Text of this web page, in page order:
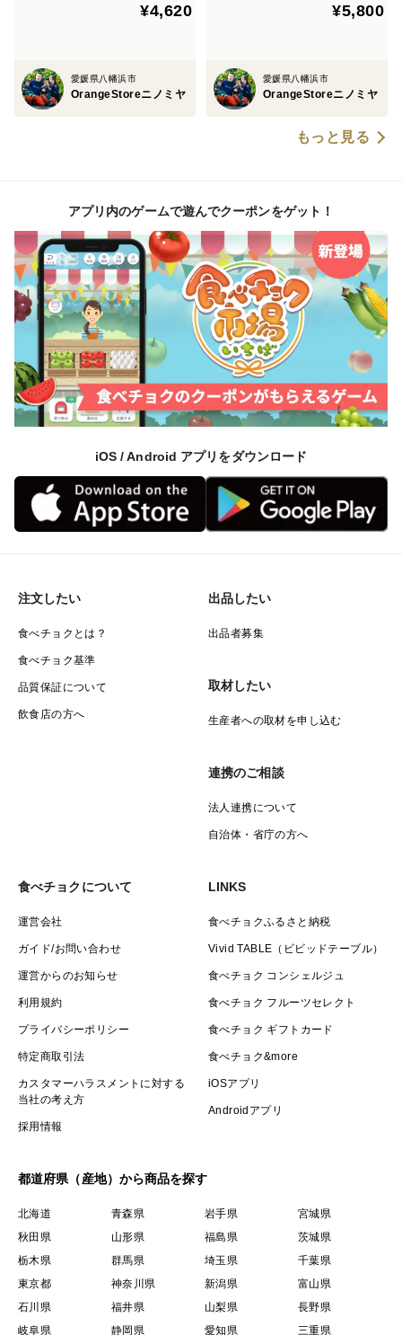
¥4,620
愛媛県八幡浜市
OrangeStoreニノミヤ
¥5,800
愛媛県八幡浜市
OrangeStoreニノミヤ
もっと見る
アプリ内のゲームで遊んでクーポンをゲット！
iOS / Android アプリをダウンロード
注文したい
食べチョクとは？
食べチョク基準
品質保証について
飲食店の方へ
出品したい
出品者募集
取材したい
生産者への取材を申し込む
連携のご相談
法人連携について
自治体・省庁の方へ
食べチョクについて
運営会社
ガイド/お問い合わせ
運営からのお知らせ
利用規約
プライバシーポリシー
特定商取引法
カスタマーハラスメントに対する
当社の考え方
採用情報
LINKS
食べチョクふるさと納税
Vivid TABLE（ビビッドテーブル）
食べチョク コンシェルジュ
食べチョク フルーツセレクト
食べチョク ギフトカード
食べチョク&more
iOSアプリ
Androidアプリ
都道府県（産地）から商品を探す
北海道 青森県 岩手県
宮城県
秋田県
山形県 福島県
茨城県
栃木県
群馬県 埼玉県
千葉県
東京都
神奈川県 新潟県
富山県
石川県
福井県 山梨県
長野県
岐阜県
静岡県 愛知県 三重県